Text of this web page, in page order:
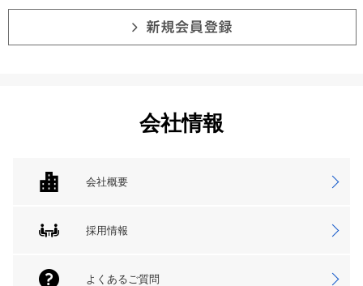
会社情報
会社概要
採用情報
よくあるご質問